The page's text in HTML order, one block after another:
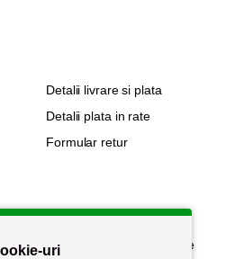
Detalii livrare si plata
Detalii plata in rate
Formular retur
Politica de confidențialitate
uri